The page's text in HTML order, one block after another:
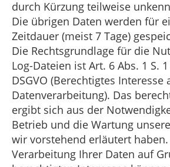
durch Kürzung teilweise
Die übrigen Daten werden für
Zeitdauer (meist 7 Tage)
Die Rechtsgrundlage für die
Log-Dateien ist Art. 6 Abs. 1 S.
DSGVO (Berechtigtes Interesse
Datenverarbeitung). Das
ergibt sich aus der
Betrieb und die Wartung
wir vorstehend erläutert
Verarbeitung Ihrer Daten auf